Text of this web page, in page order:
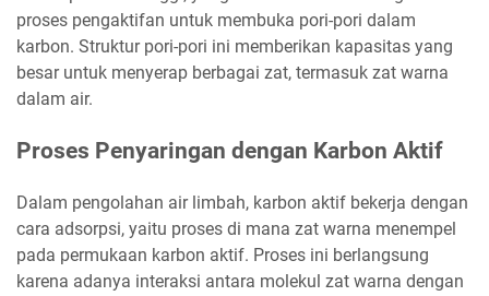
proses pengaktifan untuk membuka pori-pori dalam
karbon. Struktur pori-pori ini memberikan kapasitas yang
besar untuk menyerap berbagai zat, termasuk zat warna
dalam air.
Proses Penyaringan dengan Karbon Aktif
Dalam pengolahan air limbah, karbon aktif bekerja dengan
cara adsorpsi, yaitu proses di mana zat warna menempel
pada permukaan karbon aktif. Proses ini berlangsung
karena adanya interaksi antara molekul zat warna dengan